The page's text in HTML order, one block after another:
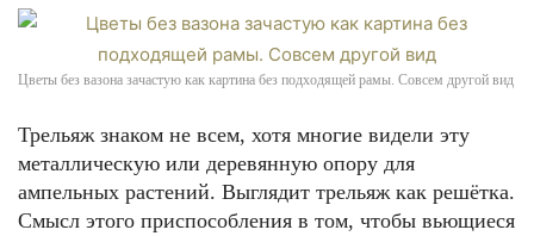
Цветы без вазона зачастую как картина без подходящей рамы. Совсем другой вид
Трельяж знаком не всем, хотя многие видели эту
металлическую или деревянную опору для
ампельных растений. Выглядит трельяж как решётка.
Смысл этого приспособления в том, чтобы вьющиеся